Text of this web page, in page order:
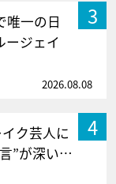
3
唯一の日
ジェイ
2026.08.08
4
ク芸人に
”が深い…